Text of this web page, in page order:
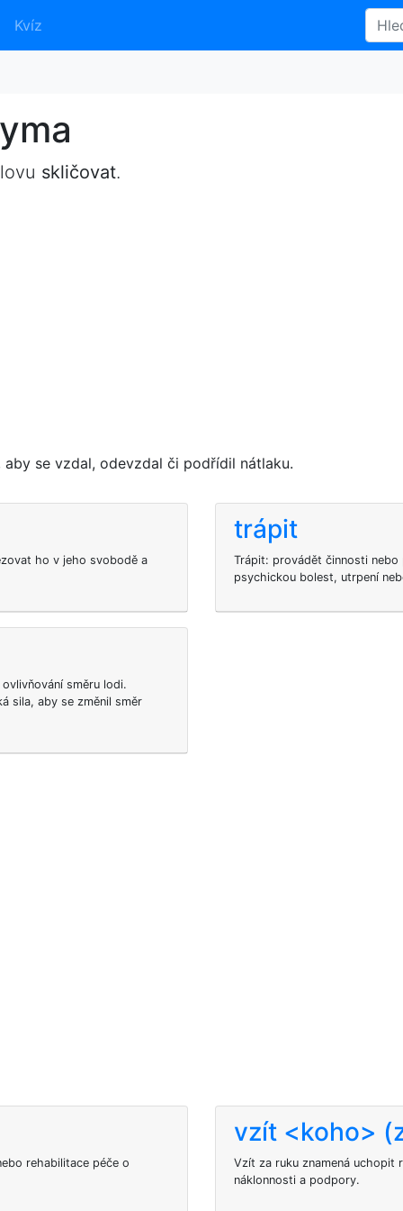
Kvíz
skličovat.
se vzdal, odevzdal či podřídil nátlaku.
ho v jeho svobodě a
trápit
Trápit: provádět činnosti
psychickou bolest, utrpení
směru lodi.
sila, aby se změnil směr
rehabilitace péče o
vzít <koho>
Vzít za ruku znamená uchopit
náklonnosti a podpory.